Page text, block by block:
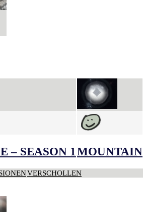
– SEASON 1MOUNTAIN
VERSCHOLLEN